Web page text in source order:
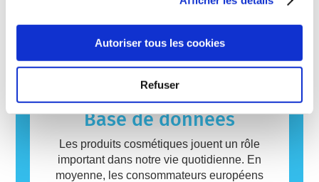
Autoriser tous les cookies
Refuser
tous les risques envisageables, y compris une
perturbation endocrinienne potentielle.
cosmétiques.
immunitaire d’une personne réagit à des
substances qui sont inoffensives pour la
plupart des gens. Une substance qui provoque
Les produits cosmétiques peuvent contenir
des ingrédients qui peuvent être des
allergènes pour certaines personnes. Cela ne
signifie pas que le produit n’est pas sûr pour
les autres.
Base de données
Les produits cosmétiques jouent un rôle
important dans notre vie quotidienne. En
moyenne, les consommateurs européens